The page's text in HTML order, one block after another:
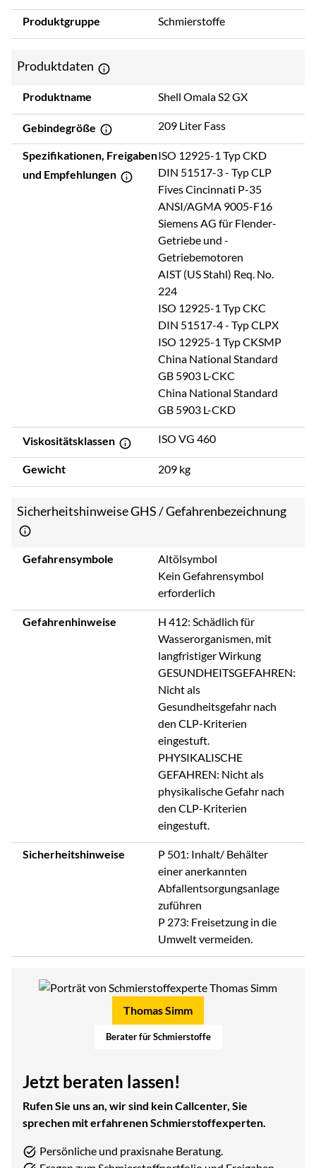
Produktgruppe Schmierstoffe
Produktdaten
Produktname Shell Omala S2 GX
Gebindegröße 209 Liter Fass
Spezifikationen, Freigaben
und Empfehlungen
ISO 12925-1 Typ CKD
DIN 51517-3 - Typ CLP
Fives Cincinnati P-35
ANSI/AGMA 9005-F16
Siemens AG für Flender-
Getriebe und -
Getriebemotoren
AIST (US Stahl) Req. No.
224
ISO 12925-1 Typ CKC
DIN 51517-4 - Typ CLPX
ISO 12925-1 Typ CKSMP
China National Standard
GB 5903 L-CKC
China National Standard
GB 5903 L-CKD
Viskositätsklassen ISO VG 460
Gewicht 209 kg
Sicherheitshinweise GHS / Gefahrenbezeichnung
Gefahrensymbole
Altölsymbol
Kein Gefahrensymbol
erforderlich
Gefahrenhinweise
H 412: Schädlich für
Wasserorganismen, mit
langfristiger Wirkung
GESUNDHEITSGEFAHREN:
Nicht als
Gesundheitsgefahr nach
den CLP-Kriterien
eingestuft.
PHYSIKALISCHE
GEFAHREN: Nicht als
physikalische Gefahr nach
den CLP-Kriterien
eingestuft.
Sicherheitshinweise
P 501: Inhalt/ Behälter
einer anerkannten
Abfallentsorgungsanlage
zuführen
P 273: Freisetzung in die
Umwelt vermeiden.
Thomas Simm
Berater für Schmierstoffe
Jetzt beraten lassen!
Rufen Sie uns an, wir sind kein Callcenter, Sie
sprechen mit erfahrenen Schmierstoffexperten.
Persönliche und praxisnahe Beratung.